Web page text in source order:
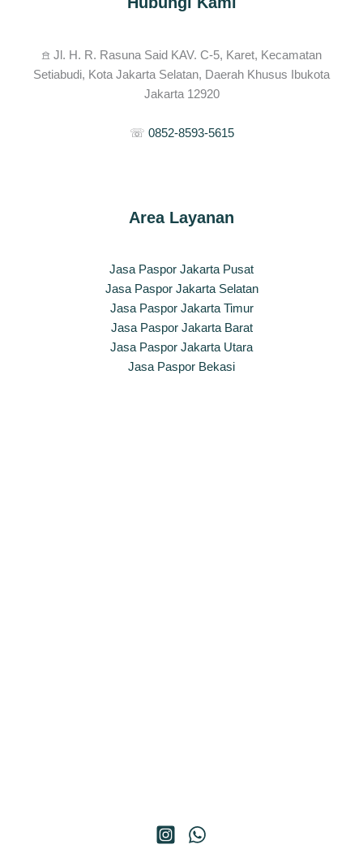
𖠿 Jl. H. R. Rasuna Said KAV. C-5, Karet, Kecamatan
Setiabudi, Kota Jakarta Selatan, Daerah Khusus Ibukota
Jakarta 12920
☏ 0852-8593-5615
Area Layanan
Jasa Paspor Jakarta Pusat
Jasa Paspor Jakarta Selatan
Jasa Paspor Jakarta Timur
Jasa Paspor Jakarta Barat
Jasa Paspor Jakarta Utara
Jasa Paspor Bekasi